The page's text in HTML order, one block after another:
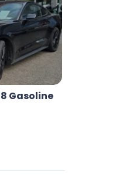
Gasoline